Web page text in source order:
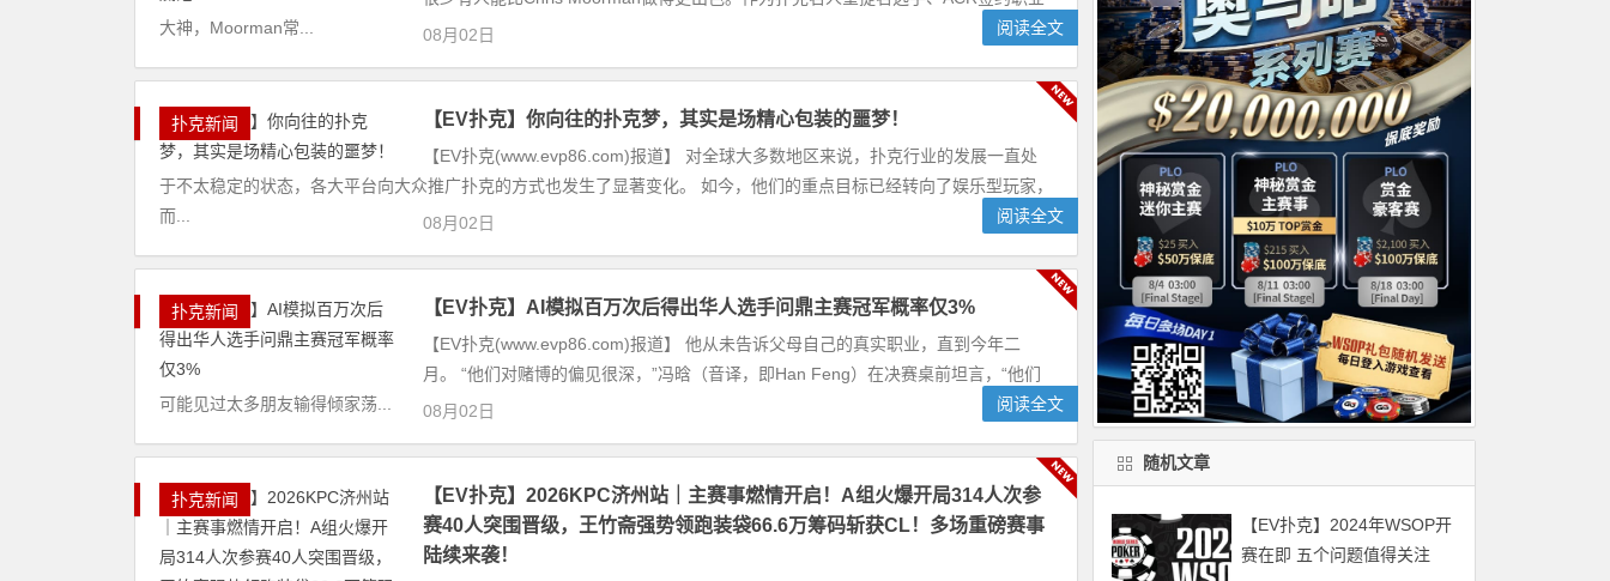
大神，Moorman常...
08月02日 阅读全文
扑克新闻 【EV扑克】你向往的扑克梦，其实是场精心包装的噩梦！
【EV扑克(www.evp86.com)报道】 对全球大多数地区来说，扑克行业的发展一直处
于不太稳定的状态，各大平台向大众推广扑克的方式也发生了显著变化。 如今，他们的重点目标已经转向了娱乐型玩家，
而...
08月02日 阅读全文
扑克新闻 【EV扑克】AI模拟百万次后得出华人选手问鼎主赛冠军概率仅3%
【EV扑克(www.evp86.com)报道】 他从未告诉父母自己的真实职业，直到今年二
月。 “他们对赌博的偏见很深，”冯晗（音译，即Han Feng）在决赛桌前坦言，“他们
可能见过太多朋友输得倾家荡...
08月02日 阅读全文
扑克新闻
【EV扑克】2026KPC济州站｜主赛事燃情开启！A组火爆开局314人次参
赛40人突围晋级，王竹斋强势领跑装袋66.6万筹码斩获CL！多场重磅赛事
陆续来袭！
随机文章
【EV扑克】2024年WSOP开
赛在即 五个问题值得关注